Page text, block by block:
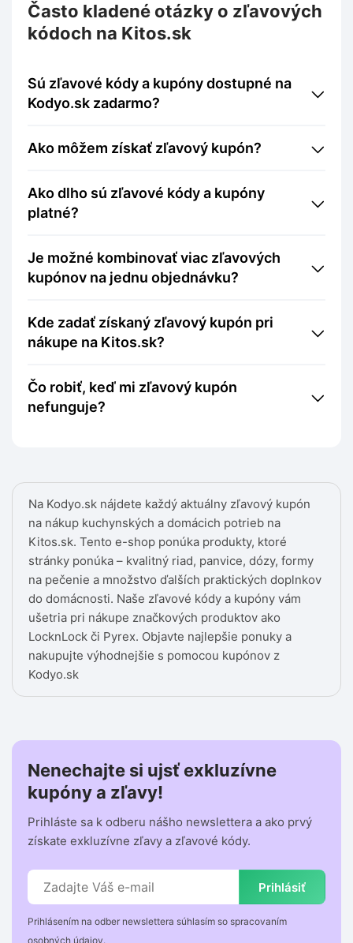
Na Kodyo.sk nájdete každý aktuálny zľavový kupón
na nákup kuchynských a domácich potrieb na
Kitos.sk. Tento e-shop ponúka produkty, ktoré
stránky ponúka – kvalitný riad, panvice, dózy, formy
na pečenie a množstvo ďalších praktických doplnkov
do domácnosti. Naše zľavové kódy a kupóny vám
ušetria pri nákupe značkových produktov ako
LocknLock či Pyrex. Objavte najlepšie ponuky a
nakupujte výhodnejšie s pomocou kupónov z
Kodyo.sk
Často kladené otázky o zľavových
kódoch na Kitos.sk
Sú zľavové kódy a kupóny dostupné na
Kodyo.sk zadarmo?
Ako môžem získať zľavový kupón?
Ako dlho sú zľavové kódy a kupóny
platné?
Je možné kombinovať viac zľavových
kupónov na jednu objednávku?
Kde zadať získaný zľavový kupón pri
nákupe na Kitos.sk?
Čo robiť, keď mi zľavový kupón
nefunguje?
Nenechajte si ujsť exkluzívne
kupóny a zľavy!
Prihláste sa k odberu nášho newslettera a ako prvý
získate exkluzívne zľavy a zľavové kódy.
Prihlásiť
Prihlásením na odber newslettera súhlasím so spracovaním
osobných údajov.